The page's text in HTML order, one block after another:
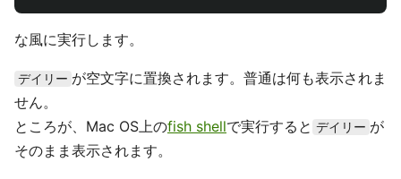
な風に実行します。
デイリー が空文字に置換されます。普通は何も表示されま
せん。
ところが、Mac OS上のfish shellで実行すると デイリー が
そのまま表示されます。